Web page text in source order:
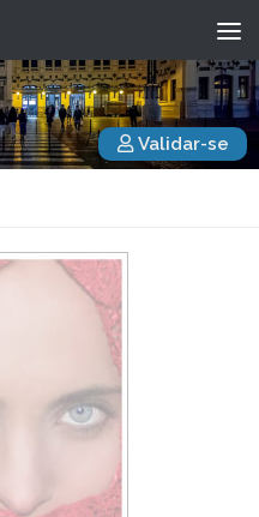
Validar-se